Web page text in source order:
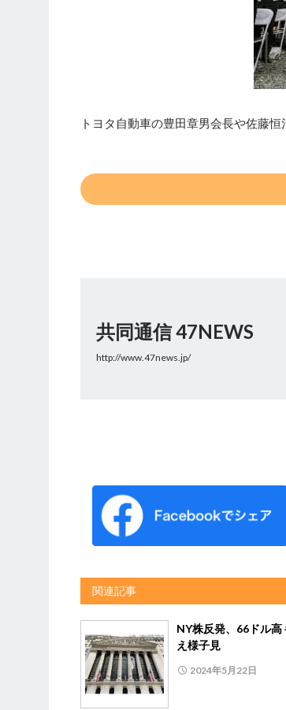
トヨタ自動車の豊田章男会長や佐藤
共同通信 47NEWS
http://www.47news.jp/
関連記事
NY株反発、66ドル高
え様子見
2024年5月22日